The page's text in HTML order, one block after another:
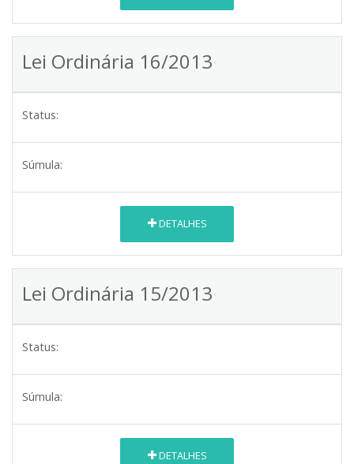
Lei Ordinária 16/2013
Status:
Súmula:
DETALHES
Lei Ordinária 15/2013
Status:
Súmula:
DETALHES